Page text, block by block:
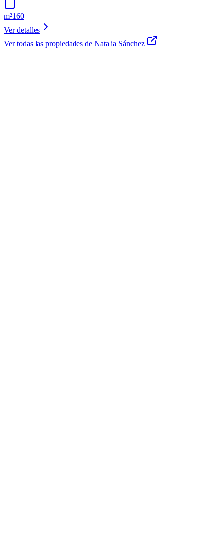
m²160
Ver detalles
Ver todas las propiedades de Natalia Sánchez